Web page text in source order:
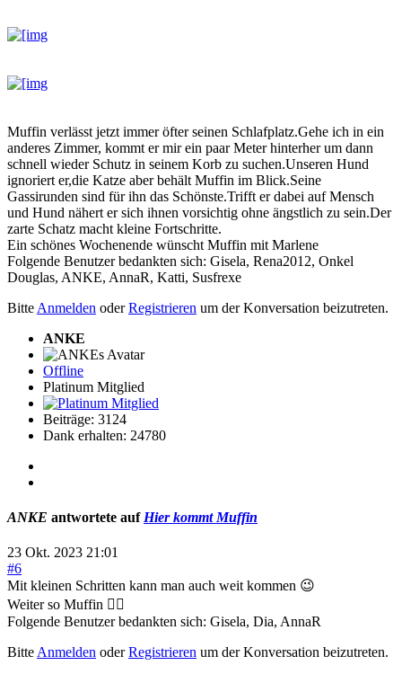
Muffin verlässt jetzt immer öfter seinen Schlafplatz.Gehe ich in ein
anderes Zimmer, kommt er mir ein paar Meter hinterher um dann
schnell wieder Schutz in seinem Korb zu suchen.Unseren Hund
ignoriert er,die Katze aber behält Muffin im Blick.Seine
Gassirunden sind für ihn das Schönste.Trifft er dabei auf Mensch
und Hund nähert er sich ihnen vorsichtig ohne ängstlich zu sein.Der
zarte Schatz macht kleine Fortschritte.
Ein schönes Wochenende wünscht Muffin mit Marlene
Folgende Benutzer bedankten sich: Gisela, Rena2012, Onkel
Douglas, ANKE, AnnaR, Katti, Susfrexe
Bitte Anmelden oderRegistrieren um der Konversation beizutreten.
ANKE
Offline
Platinum Mitglied
Beiträge: 3124
Dank erhalten: 24780
ANKE antwortete auf Hier kommt Muffin
23 Okt. 2023 21:01
#6
Mit kleinen Schritten kann man auch weit kommen 😉
Weiter so Muffin 👍🏻
Folgende Benutzer bedankten sich: Gisela, Dia, AnnaR
Bitte Anmelden oderRegistrieren um der Konversation beizutreten.